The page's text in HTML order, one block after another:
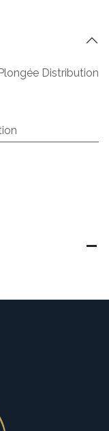
Distribution